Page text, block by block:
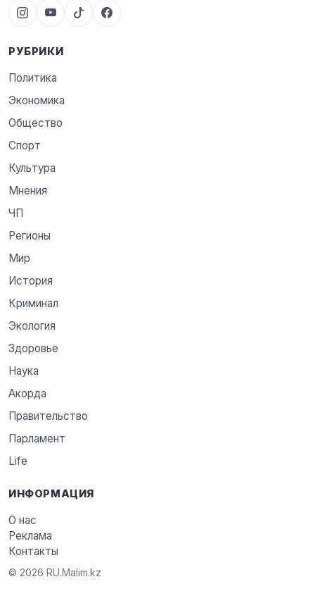
РУБРИКИ
Политика
Экономика
Общество
Спорт
Культура
Мнения
ЧП
Регионы
Мир
История
Криминал
Экология
Здоровье
Наука
Акорда
Правительство
Парламент
Life
ИНФОРМАЦИЯ
О нас
Реклама
Контакты
© 2026 RU.Malim.kz